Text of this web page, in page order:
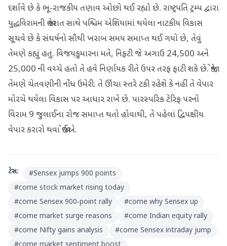
દર્શાવે છે કે ભૂ-રાજકીય તણાવ ઓછો થઈ રહ્યો છે. રાષ્ટ્રપતિ ટ્રમ્પ દ્વારા
યુદ્ધવિરામની જાહેરાત સાથે પશ્ચિમ એશિયામાં થયેલા નાટકીય વિકાસ
સૂચવે છે કે સંઘર્ષનો સૌથી ખરાબ સમય સમાપ્ત થઈ ગયો છે, તેવું
તેમણે કહ્યું હતું. વિજયકુમારના મતે, નિફ્ટી જે અગાઉ 24,500 અને
25,000 ની વચ્ચે હતો તે હવે નિર્ણાયક રીતે ઉપર તરફ ફાટી શકે છે. જોકે,
તેમણે ચેતવણીની નોંધ ઉમેરી. તે ઊંચા સ્તરે ટકી રહેશે કે નહીં તે વેપાર
મોરચે થયેલા વિકાસ પર આધાર રાખે છે. પારસ્પરિક ટેરિફ પરનો
વિરામ 9 જુલાઈના રોજ સમાપ્ત થતો હોવાથી, તે પહેલાં દ્વિપક્ષીય
વેપાર કરારો થવા જોઈએ.
ટેગ્સ: #Sensex jumps 900 points
#come stock market rising today
#come Sensex 900‑point rally #come why Sensex up
#come market surge reasons #come Indian equity rally
#come Nifty gains analysis #come Sensex intraday jump